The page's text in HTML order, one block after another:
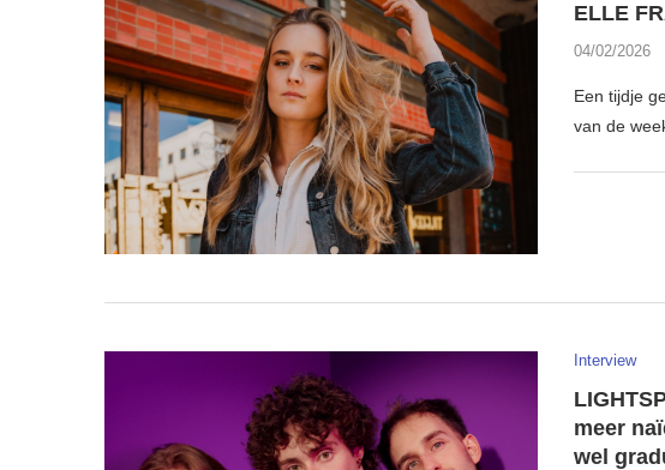
ELLE
04/02/2026
Een tijdje
van de
Interview
meer
wel